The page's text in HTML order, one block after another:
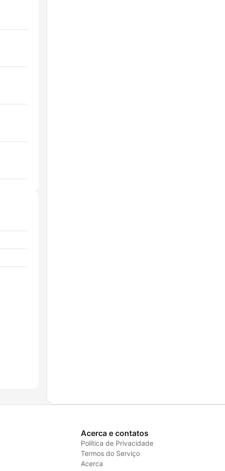
Acerca e contatos
Política de Privacidade
Termos do Serviço
Acerca